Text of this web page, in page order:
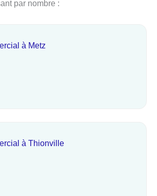
par nombre :
à Metz
à Thionville